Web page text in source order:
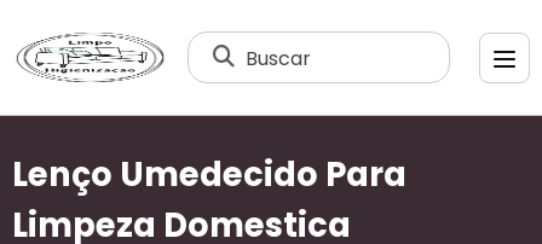
Buscar
Lenço Umedecido Para
Limpeza Domestica